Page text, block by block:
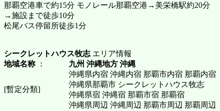
那覇空港車で約15分 モノレール那覇空港→美栄橋駅約20分
→施設まで徒歩10分
松尾バス停留所徒歩1分
シークレットハウス牧志 エリア情報
地域名称： 九州 沖縄地方 沖縄
[暫定分類]
沖縄県内宿 沖縄内宿 那覇市内宿 那覇内宿
沖縄県那覇市 シークレットハウス牧志
沖縄県宿 沖縄宿 那覇市宿 那覇宿
沖縄県周辺 沖縄周辺 那覇市周辺 那覇周辺